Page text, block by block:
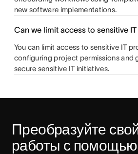
new software implementations.
Can we limit access to sensitive
You can limit access to sensitive IT
configuring project permissions and
secure sensitive IT initiatives.
Преобразуйте
работы с помощью